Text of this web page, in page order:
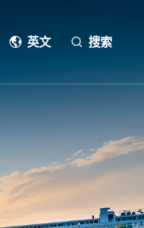
英文 搜索